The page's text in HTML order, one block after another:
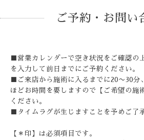
ご予約・お問い
■営業カレンダーで空き状況をご確認の
を入力して前日までにご予約ください。
■ご来店から施術に入るまでに20〜30分
ほどお時間を要しますので【ご希望の施
ください。
■タイムラグが生じますことを予めご了
【＊印】は必須項目です。